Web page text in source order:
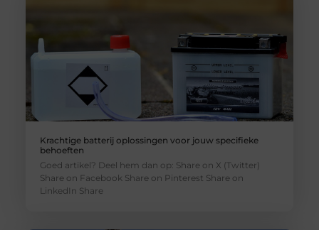
Krachtige batterij oplossingen voor jouw specifieke
behoeften
Goed artikel? Deel hem dan op: Share on X (Twitter)
Share on Facebook Share on Pinterest Share on
LinkedIn Share